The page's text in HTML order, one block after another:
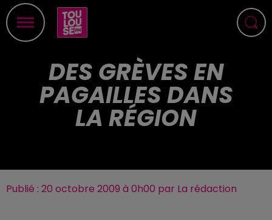
DES GRÈVES EN
PAGAILLES DANS
LA RÉGION
Publié : 20 octobre 2009 à 0h00 par La rédaction